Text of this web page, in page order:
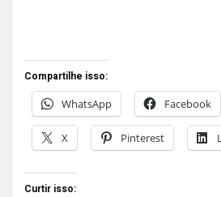
Compartilhe isso:
WhatsApp
Facebook
X Pinterest
Curtir isso: